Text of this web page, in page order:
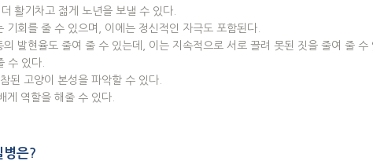
활기차고 젊게 노년을 보낼 수 있다.
기회를 줄 수 있으며, 이에는 정신적인 자극도 포함된다.
발현율도 줄여 줄 수 있는데, 이는 지속적으로 서로 끌려 못된 짓을 줄여 줄 수
수 있다.
된 고양이 본성을 파악할 수 있다.
게 역할을 해줄 수 있다.
병은?